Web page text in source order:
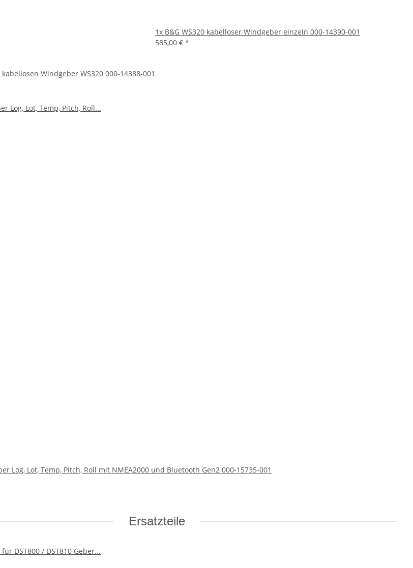
Windgeber WS320 000-14388-001
1x B&G WS320 kabelloser Windgeber einzeln 000-14390-001
585,00 € *
Log, Lot, Temp, Pitch, Roll mit NMEA2000 und Bluetooth Gen2 000-15735-001
Ersatzteile